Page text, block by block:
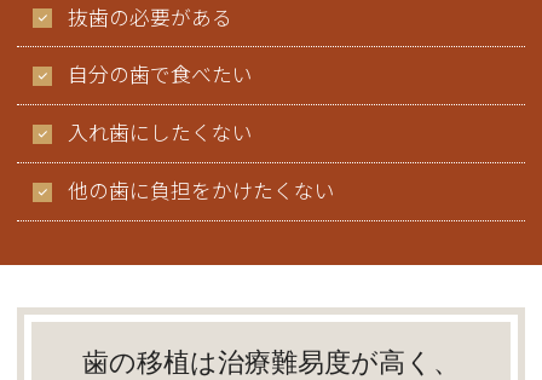
抜歯の必要がある
自分の歯で食べたい
入れ歯にしたくない
他の歯に負担をかけたくない
歯の移植は治療難易度が高く、